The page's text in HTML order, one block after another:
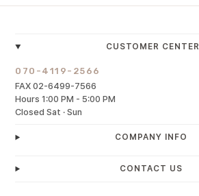
CUSTOMER CENTER
070-4119-2566
FAX 02-6499-7566
Hours 1:00 PM - 5:00 PM
Closed Sat · Sun
COMPANY INFO
CONTACT US